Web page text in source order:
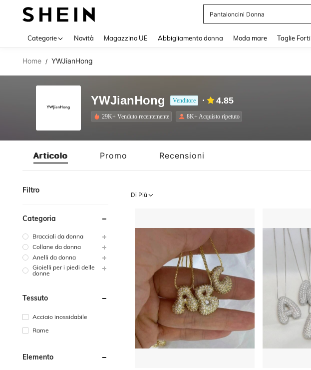
Squishy
Categorie Novità Magazzino UE Abbigliamento donna Moda mare Taglie Forti
Home / YWJianHong
YWJianHong Venditore 4.85
29K+ Venduto recentemente 8K+ Acquisto ripetuto
Articolo Promo Recensioni
Filtro
Categoria
Bracciali da donna
Collane da donna
Anelli da donna
Gioielli per i piedi delle
donne
Tessuto
Acciaio inossidabile
Rame
Elemento
Di Più